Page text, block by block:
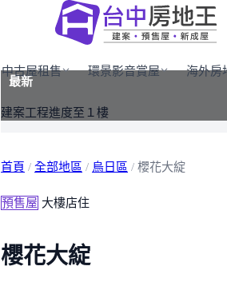
中古屋租售 環景影音賞屋 海外房
最新
建案工程進度至１樓
首頁 / 全部地區 / 烏日區 / 櫻花大綻
預售屋 大樓店住
櫻花大綻